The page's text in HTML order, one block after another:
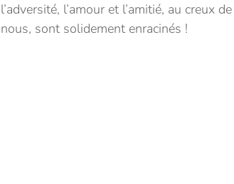
l’adversité, l’amour et l’amitié, au creux de
nous, sont solidement enracinés !